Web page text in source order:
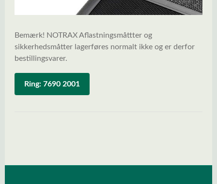
Bemærk! NOTRAX Aflastningsmåttter og
sikkerhedsmåtter lagerføres normalt ikke og er derfor
bestillingsvarer.
Ring: 7690 2001